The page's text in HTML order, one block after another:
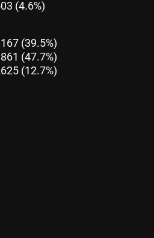
(4.6%)
(39.5%)
(47.7%)
(12.7%)